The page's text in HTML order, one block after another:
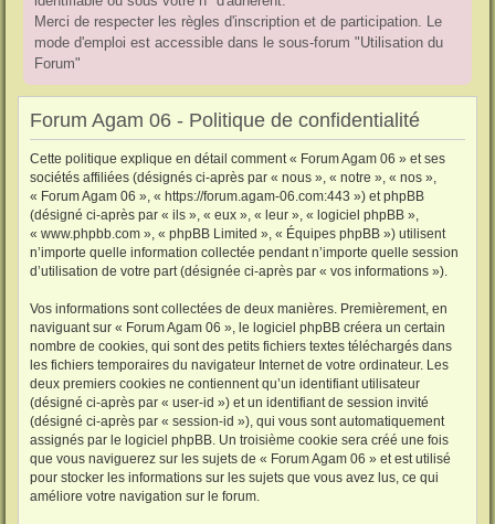
Merci de respecter les règles d'inscription et de participation. Le
mode d'emploi est accessible dans le sous-forum "Utilisation du
Forum"
Forum Agam 06 - Politique de confidentialité
Cette politique explique en détail comment « Forum Agam 06 » et ses
sociétés affiliées (désignés ci-après par « nous », « notre », « nos »,
« Forum Agam 06 », « https://forum.agam-06.com:443 ») et phpBB
(désigné ci-après par « ils », « eux », « leur », « logiciel phpBB »,
« www.phpbb.com », « phpBB Limited », « Équipes phpBB ») utilisent
n’importe quelle information collectée pendant n’importe quelle session
d’utilisation de votre part (désignée ci-après par « vos informations »).
Vos informations sont collectées de deux manières. Premièrement, en
naviguant sur « Forum Agam 06 », le logiciel phpBB créera un certain
nombre de cookies, qui sont des petits fichiers textes téléchargés dans
les fichiers temporaires du navigateur Internet de votre ordinateur. Les
deux premiers cookies ne contiennent qu’un identifiant utilisateur
(désigné ci-après par « user-id ») et un identifiant de session invité
(désigné ci-après par « session-id »), qui vous sont automatiquement
assignés par le logiciel phpBB. Un troisième cookie sera créé une fois
que vous naviguerez sur les sujets de « Forum Agam 06 » et est utilisé
pour stocker les informations sur les sujets que vous avez lus, ce qui
améliore votre navigation sur le forum.